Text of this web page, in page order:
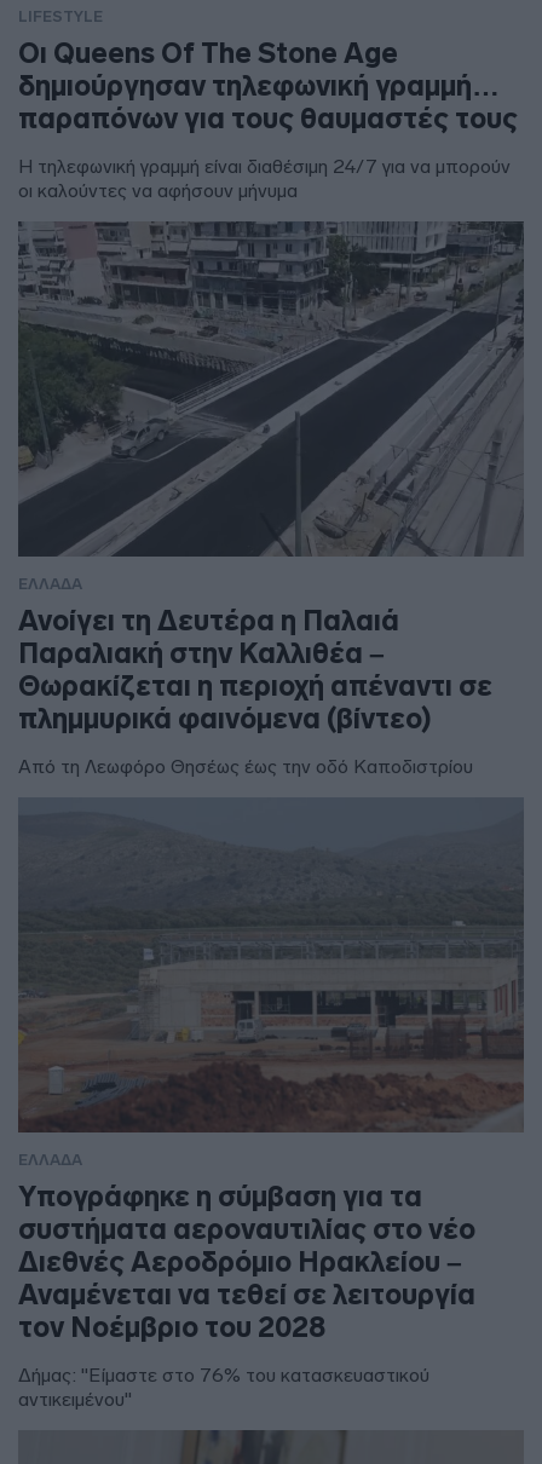
LIFESTYLE
Οι Queens Of The Stone Age
δημιούργησαν τηλεφωνική γραμμή…
παραπόνων για τους θαυμαστές τους
Η τηλεφωνική γραμμή είναι διαθέσιμη 24/7 για να μπορούν
οι καλούντες να αφήσουν μήνυμα
ΕΛΛΑΔΑ
Ανοίγει τη Δευτέρα η Παλαιά
Παραλιακή στην Καλλιθέα –
Θωρακίζεται η περιοχή απέναντι σε
πλημμυρικά φαινόμενα (βίντεο)
Από τη Λεωφόρο Θησέως έως την οδό Καποδιστρίου
ΕΛΛΑΔΑ
Υπογράφηκε η σύμβαση για τα
συστήματα αεροναυτιλίας στο νέο
Διεθνές Αεροδρόμιο Ηρακλείου –
Αναμένεται να τεθεί σε λειτουργία
τον Νοέμβριο του 2028
Δήμας: "Είμαστε στο 76% του κατασκευαστικού
αντικειμένου"